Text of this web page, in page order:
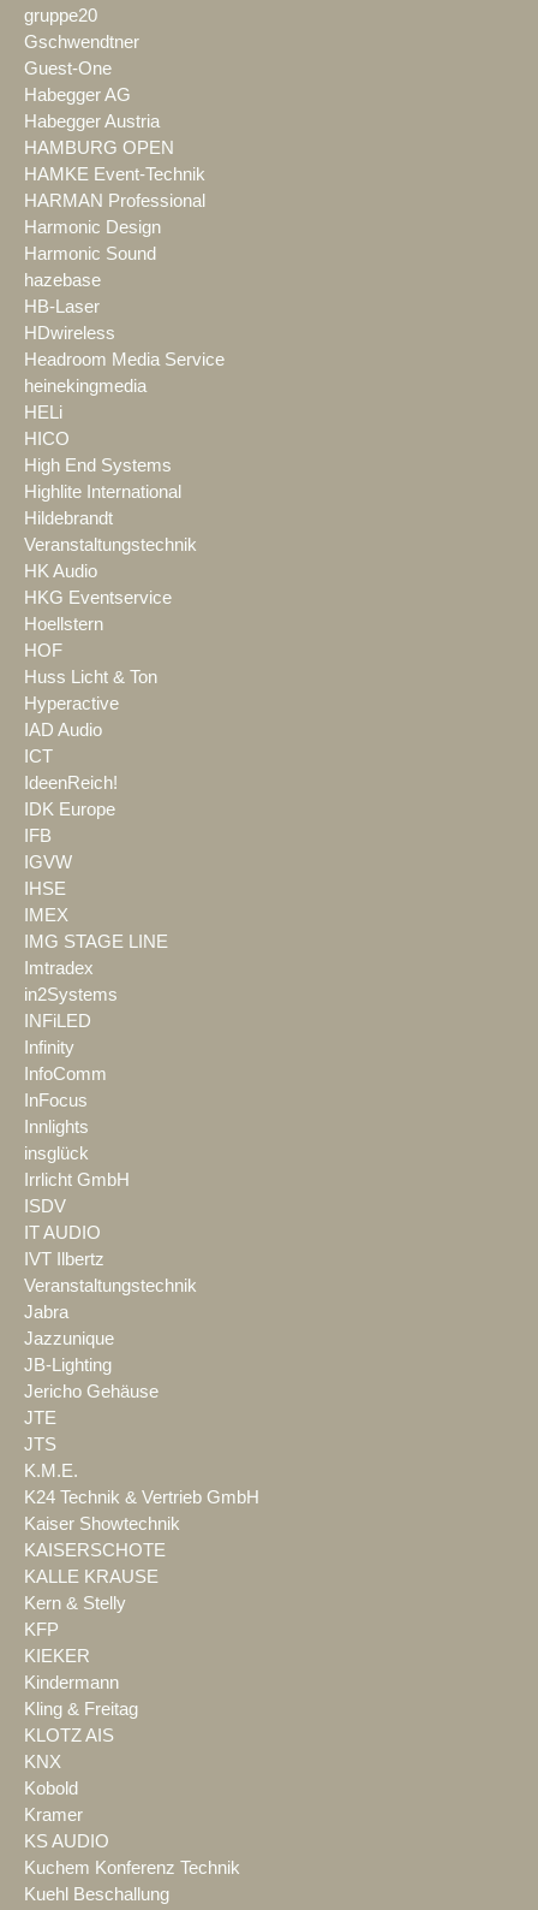
gruppe20
Gschwendtner
Guest-One
Habegger AG
Habegger Austria
HAMBURG OPEN
HAMKE Event-Technik
HARMAN Professional
Harmonic Design
Harmonic Sound
hazebase
HB-Laser
HDwireless
Headroom Media Service
heinekingmedia
HELi
HICO
High End Systems
Highlite International
Hildebrandt
Veranstaltungstechnik
HK Audio
HKG Eventservice
Hoellstern
HOF
Huss Licht & Ton
Hyperactive
IAD Audio
ICT
IdeenReich!
IDK Europe
IFB
IGVW
IHSE
IMEX
IMG STAGE LINE
Imtradex
in2Systems
INFiLED
Infinity
InfoComm
InFocus
Innlights
insglück
Irrlicht GmbH
ISDV
IT AUDIO
IVT Ilbertz
Veranstaltungstechnik
Jabra
Jazzunique
JB-Lighting
Jericho Gehäuse
JTE
JTS
K.M.E.
K24 Technik & Vertrieb GmbH
Kaiser Showtechnik
KAISERSCHOTE
KALLE KRAUSE
Kern & Stelly
KFP
KIEKER
Kindermann
Kling & Freitag
KLOTZ AIS
KNX
Kobold
Kramer
KS AUDIO
Kuchem Konferenz Technik
Kuehl Beschallung